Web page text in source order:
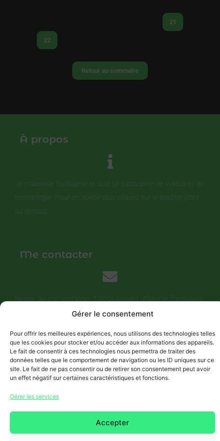
Gérer le consentement
Pour offrir les meilleures expériences, nous utilisons des technologies telles
que les cookies pour stocker et/ou accéder aux informations des appareils.
Le fait de consentir à ces technologies nous permettra de traiter des
données telles que le comportement de navigation ou les ID uniques sur ce
site. Le fait de ne pas consentir ou de retirer son consentement peut avoir
un effet négatif sur certaines caractéristiques et fonctions.
Gérer les services
Accepter
21
22
Retour au sommaire
À propos
Je m’appelle Guillaume et suis un passionné de vidéos et de
technologie. Pour en savoir plus cliquez sur le bouton juste
au dessus.
Me contacter
Besoin de me contacter ? Vous pouvez utiliser le formulaire
de la page Contact ci-dessus pour prendre contact avec
Objectifs
Des vidéos travaillées